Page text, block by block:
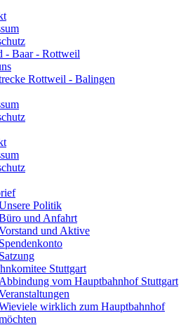
- Baar - Rottweil
Rottweil - Balingen
Politik
und Anfahrt
und Aktive
Spendenkonto
Satzung
Stuttgart
Abbindung vom Hauptbahnhof Stuttgart
wirklich zum Hauptbahnhof